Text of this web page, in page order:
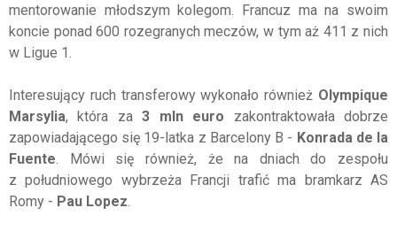
mentorowanie młodszym kolegom. Francuz ma na swoim
koncie ponad 600 rozegranych meczów, w tym aż 411 z nich
w Ligue 1.
Interesujący ruch transferowy wykonało również Olympique
Marsylia, która za3 mln euro zakontraktowała dobrze
zapowiadającego się 19-latka z Barcelony B - Konrada de la
Fuente . Mówi się również, że na dniach do zespołu
z południowego wybrzeża Francji trafić ma bramkarz AS
Romy - Pau Lopez